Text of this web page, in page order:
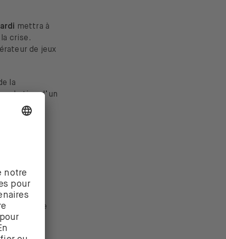
mettra à
crise.
de jeux
la
d’un
commerce